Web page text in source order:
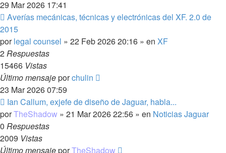
29 Mar 2026 17:41
Nuevo
mensaje
Averías mecánicas, técnicas y electrónicas del XF. 2.0 de
2015
porlegal counsel » 22 Feb 2026 20:16 » en XF
2Respuestas
15466 Vistas
Último mensajeporchulin
23 Mar 2026 07:59
Nuevo
mensaje
Ian Callum, exjefe de diseño de Jaguar, habla...
porTheShadow » 21 Mar 2026 22:56 » en Noticias Jaguar
0 Respuestas
2009 Vistas
Último mensajeporTheShadow